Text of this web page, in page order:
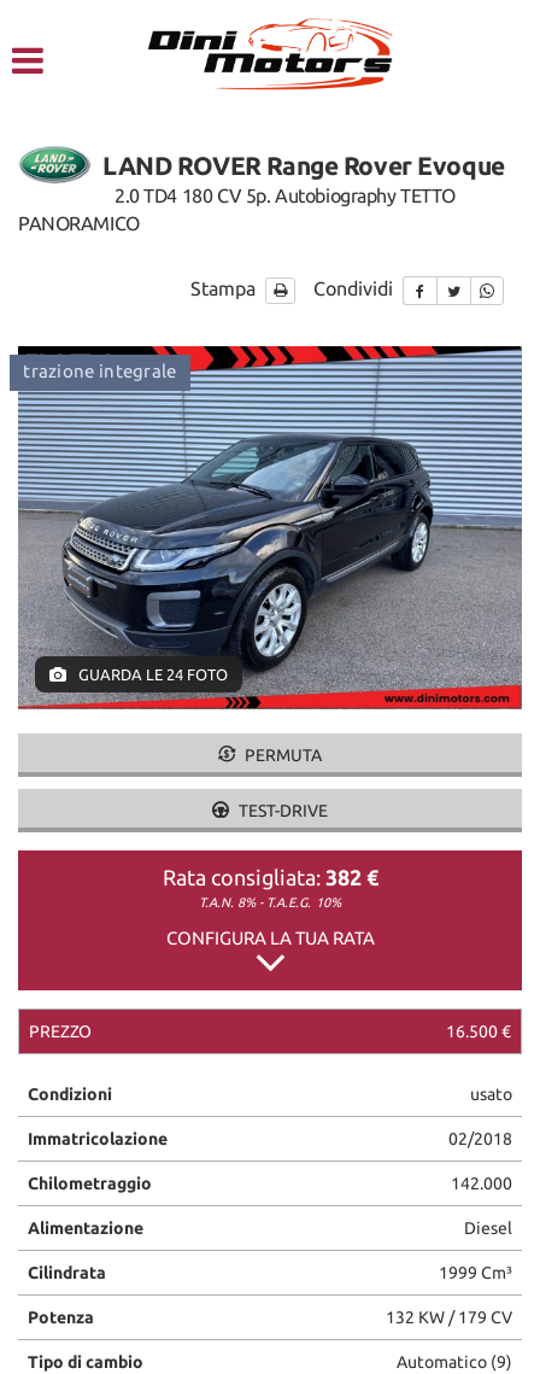
LISTA VEICOLI
FINANZIAMENTI – LEASING
ACQUISTIAMO USATO
ASSISTENZA
DICONO DI NOI
CONTATTI
LAND ROVER Range Rover Evoque
2.0 TD4 180 CV 5p. Autobiography TETTO
PANORAMICO
Stampa Condividi
ordinabile fuoristrada trazione
GUARDA LE 24 FOTO
PERMUTA
TEST-DRIVE
Rata consigliata: 382 €
T.A.N. 8% - T.A.E.G. 10%
CONFIGURA LA TUA RATA
PREZZO 16.500 €
Condizioni usato
Immatricolazione 02/2018
Chilometraggio 142.000
Alimentazione Diesel
Cilindrata 1999 Cm³
Potenza 132 KW / 179 CV
Tipo di cambio Automatico (9)